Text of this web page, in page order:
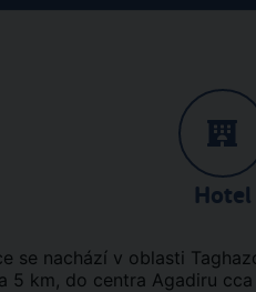
Hotel
se nachází v oblasti
5 km, do centra Agadiru